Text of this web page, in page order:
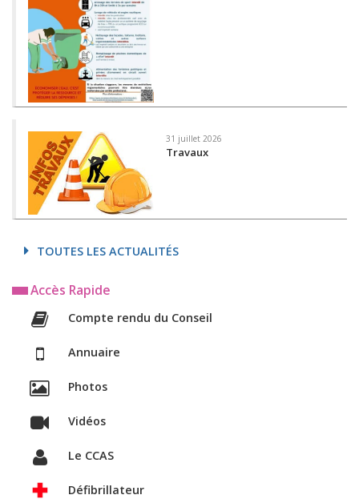
31 juillet 2026
Travaux
TOUTES LES ACTUALITÉS
Accès Rapide
Compte rendu du Conseil
Annuaire
Photos
Vidéos
Le CCAS
Défibrillateur